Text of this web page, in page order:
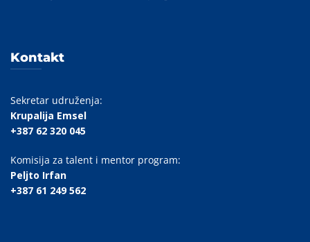
Kontakt
Sekretar udruženja:
Krupalija Emsel
+387 62 320 045
Komisija za talent i mentor program:
Peljto Irfan
+387 61 249 562